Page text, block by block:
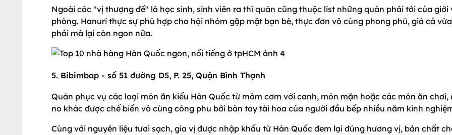
Ngoài các "vị thượng đế" là học sinh, sinh viên ra thì quán cũng thuộc list những quán phải tới của giới
phòng. Hanuri thực sự phù hợp cho hội nhóm gặp mặt bạn bè, thực đơn vô cùng phong phú, giá cả vừa
phải mà lại còn ngon nữa.
5. Bibimbap - số 51 đường D5, P. 25, Quận Bình Thạnh
Quán phục vụ các loại món ăn kiểu Hàn Quốc từ mâm cơm với canh, món mặn hoặc các món ăn chơi,
no khác được chế biến vô cùng công phu bởi bàn tay tài hoa của người đầu bếp nhiều năm kinh
Cùng với nguyên liệu tươi sạch, gia vị được nhập khẩu từ Hàn Quốc đem lại đúng hương vị, bản chất